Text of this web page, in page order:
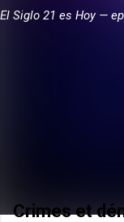
El Siglo 21 es Hoy —
Crimes et